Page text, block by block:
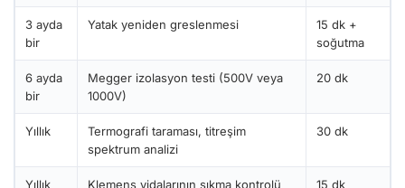
3 ayda
bir
Yatak yeniden greslenmesi
15 dk +
soğutma
6 ayda
bir
Megger izolasyon testi (500V veya
1000V)
20 dk
Yıllık
Termografi taraması, titreşim
spektrum analizi
30 dk
Yıllık Klemens vidalarının sıkma kontrolü 15 dk